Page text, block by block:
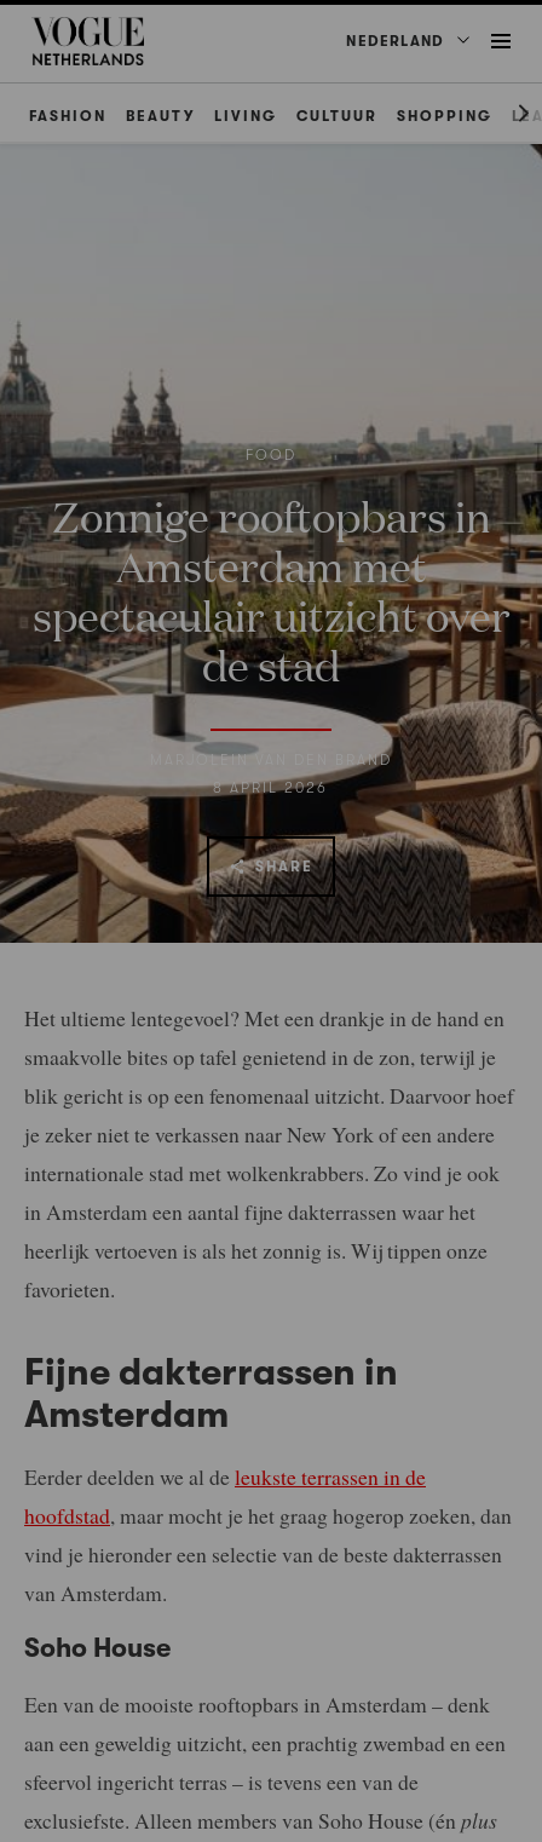
NEDERLAND
FASHION BEAUTY LIVING CULTUUR SHOPPING
FOOD
Zonnige rooftopbars in
Amsterdam met
spectaculair uitzicht over
de stad
MARJOLEIN VAN DEN BRAND
8 APRIL 2026
SHARE
Het ultieme lentegevoel? Met een drankje in de hand en
smaakvolle bites op tafel genietend in de zon, terwijl je
blik gericht is op een fenomenaal uitzicht. Daarvoor hoef
je zeker niet te verkassen naar New York of een andere
internationale stad met wolkenkrabbers. Zo vind je ook
in Amsterdam een aantal fijne dakterrassen waar het
heerlijk vertoeven is als het zonnig is. Wij tippen onze
favorieten.
Fijne dakterrassen in
Amsterdam
Eerder deelden we al de leukste terrassen in de
hoofdstad, maar mocht je het graag hogerop zoeken, dan
vind je hieronder een selectie van de beste dakterrassen
van Amsterdam.
Soho House
Een van de mooiste rooftopbars in Amsterdam – denk
aan een geweldig uitzicht, een prachtig zwembad en een
sfeervol ingericht terras – is tevens een van de
exclusiefste. Alleen members van Soho House (én plus